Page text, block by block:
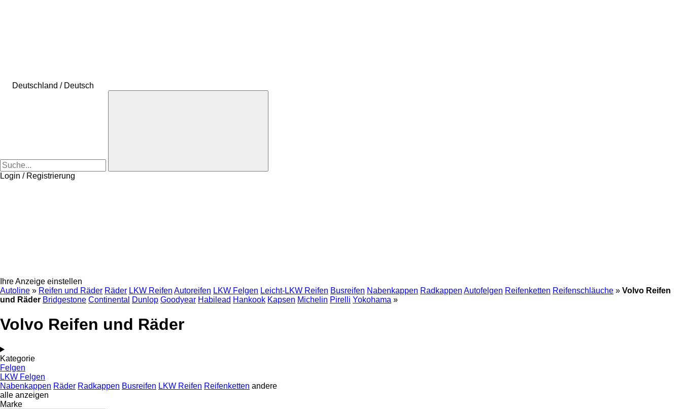
Deutschland / Deutsch
Login / Registrierung
Ihre Anzeige einstellen
Autoline » Reifen und Räder Räder LKW Reifen Autoreifen LKW Felgen Leicht-LKW Reifen Busreifen Nabenkappen Radkappen Autofelgen Reifenketten Reifenschläuche » Volvo Reifen
und Räder Bridgestone Continental Dunlop Goodyear Habilead Hankook Kapsen Michelin Pirelli Yokohama »
Volvo Reifen und Räder
Kategorie
Felgen
LKW Felgen
Nabenkappen Räder Radkappen Busreifen LKW Reifen Reifenketten andere
alle anzeigen
Marke